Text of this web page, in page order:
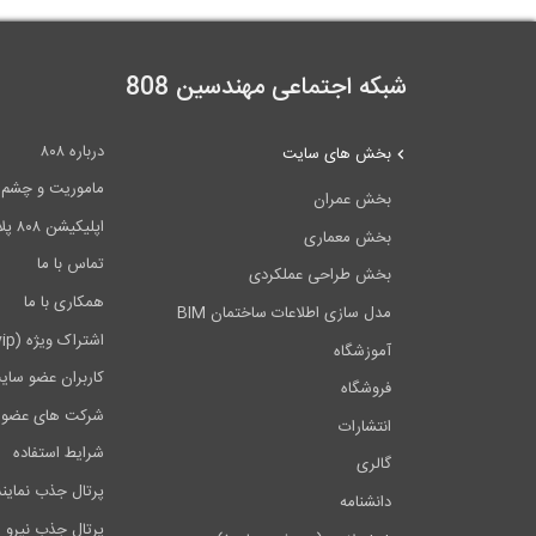
شبکه اجتماعی مهندسین 808
درباره ۸۰۸
ماموریت و چشم
اپلیکیشن ۸۰۸ پلاس
تماس با ما
همکاری با ما
اشتراک ویژه (vip)
کاربران عضو
شرکت های
شرایط استفاده
پرتال جذب
پرتال جذب نیرو
بخش های سایت
بخش عمران
بخش معماری
بخش طراحی عملکردی
مدل سازی اطلاعات ساختمان BIM
آموزشگاه
فروشگاه
انتشارات
گالری
دانشنامه